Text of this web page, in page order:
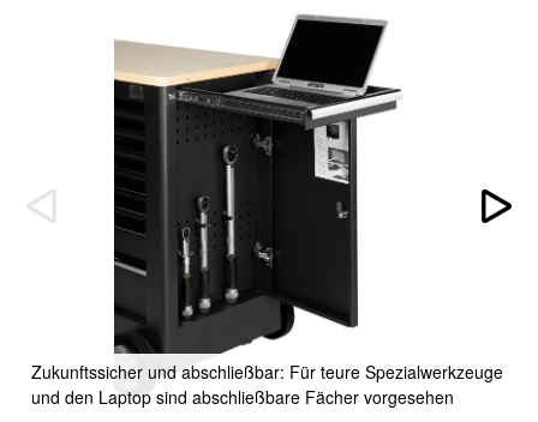
Zukunftssicher und abschließbar: Für teure Spezialwerkzeuge
und den Laptop sind abschließbare Fächer vorgesehen